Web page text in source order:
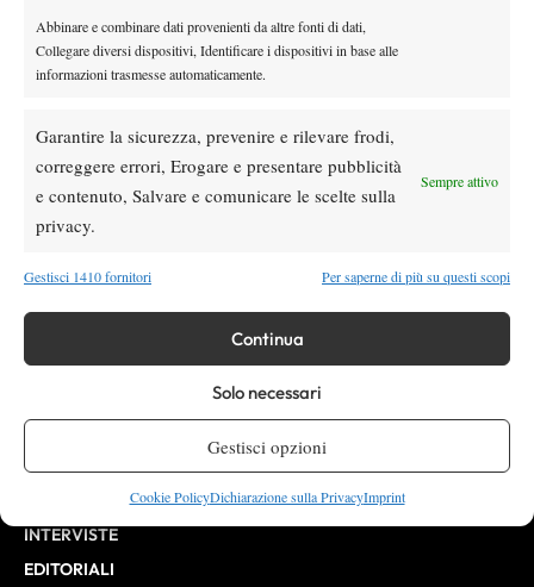
Abbinare e combinare dati provenienti da altre fonti di dati,
Collegare diversi dispositivi, Identificare i dispositivi in base alle
informazioni trasmesse automaticamente.
Garantire la sicurezza, prevenire e rilevare frodi,
correggere errori, Erogare e presentare pubblicità
e contenuto, Salvare e comunicare le scelte sulla
privacy.
Sempre attivo
Gestisci 1410 fornitori Per saperne di più su questi scopi
Continua
Solo necessari
Gestisci opzioni
Cookie PolicyDichiarazione sulla PrivacyImprint
10268 del 15/09/2025
Editore:VIBES MEDIA SRL , P.iva 14250480960
Direttore Responsabile: Alessandro Nizegorodcew
HOME
ATP
ATP FINALS
INTERVISTE
EDITORIALI